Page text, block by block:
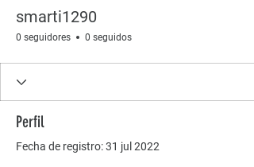
smarti1290
0 seguidores 0 seguidos
Perfil
Fecha de registro: 31 jul 2022